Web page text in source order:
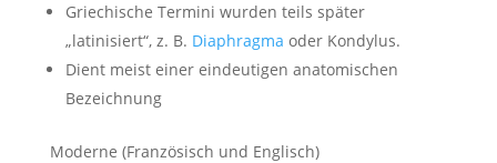
Griechische Termini wurden teils später
„latinisiert“, z. B. Diaphragma oder Kondylus.
Dient meist einer eindeutigen anatomischen
Bezeichnung
Moderne (Französisch und Englisch)